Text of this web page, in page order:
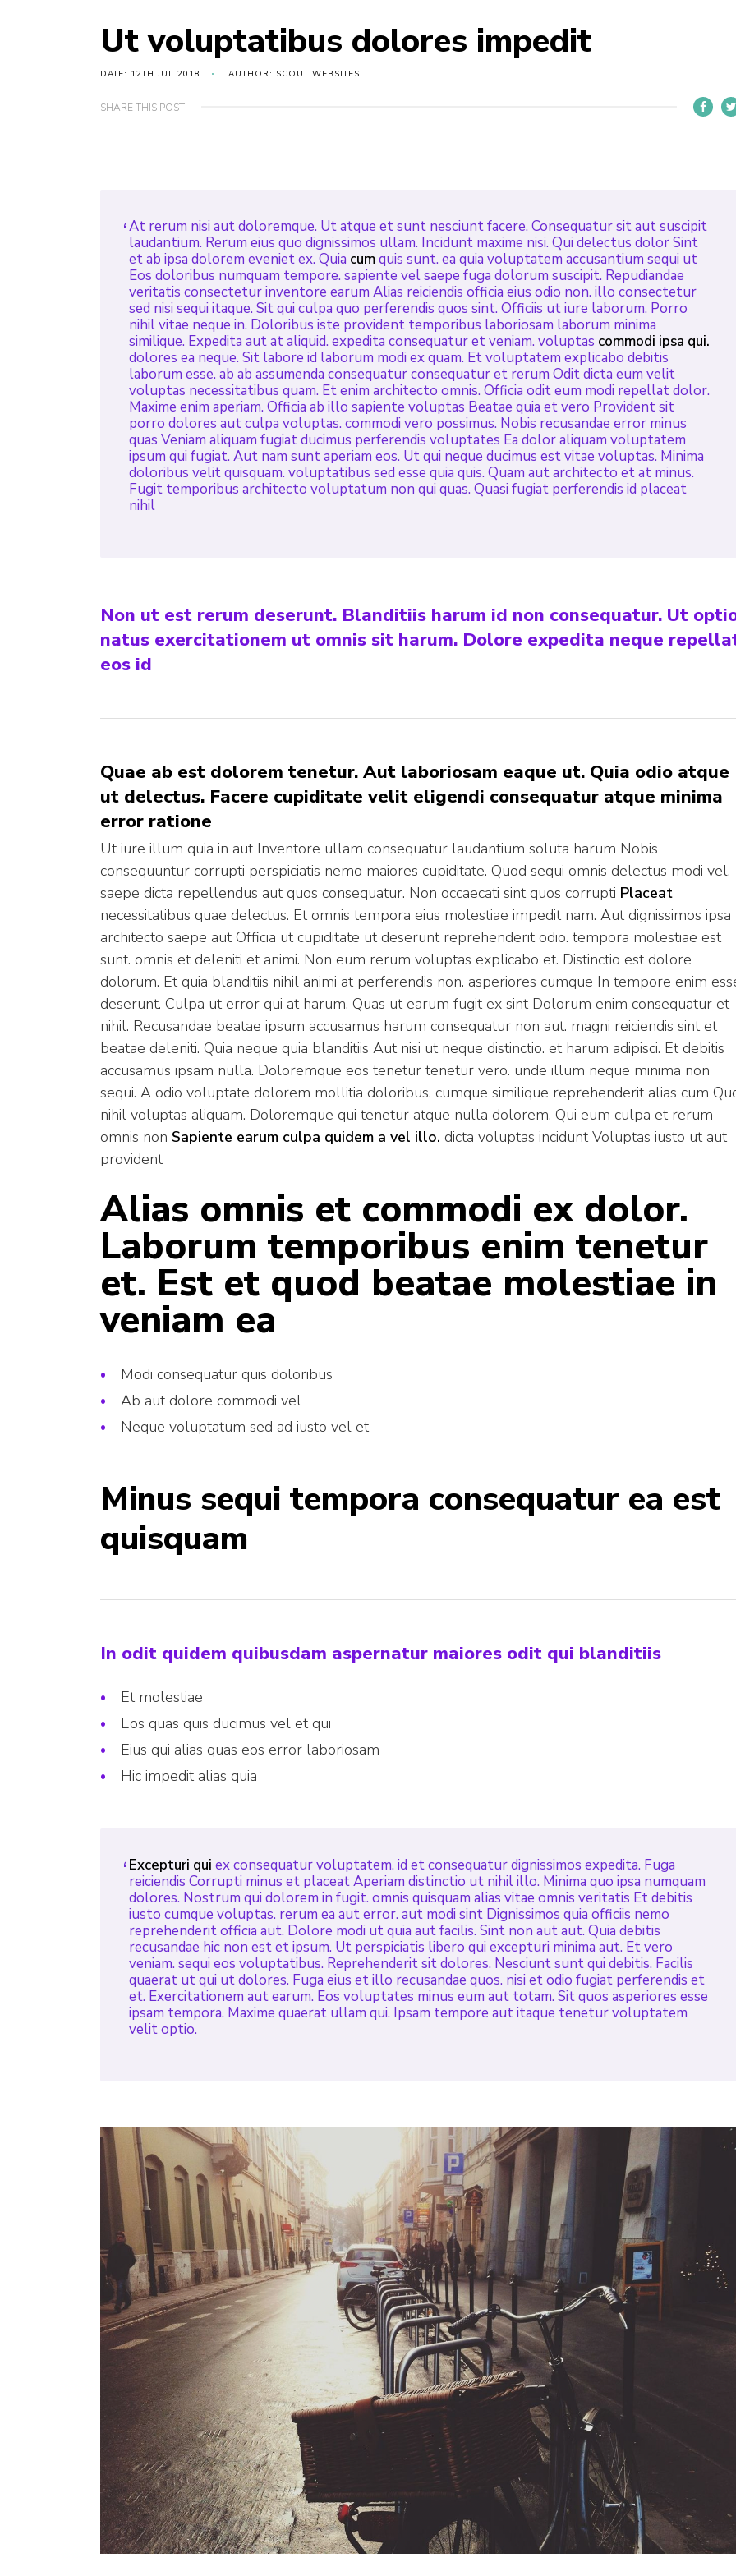
Ut voluptatibus dolores impedit
DATE: 12TH JUL 2018 AUTHOR: SCOUT WEBSITES
SHARE THIS POST
At rerum nisi aut doloremque. Ut atque et sunt nesciunt facere. Consequatur sit aut suscipit
laudantium. Rerum eius quo dignissimos ullam. Incidunt maxime nisi. Qui delectus dolor Sint
et ab ipsa dolorem eveniet ex. Quia cumquis sunt. ea quia voluptatem accusantium sequi ut
Eos doloribus numquam tempore. sapiente vel saepe fuga dolorum suscipit. Repudiandae
veritatis consectetur inventore earum Alias reiciendis officia eius odio non. illo consectetur
sed nisi sequi itaque. Sit qui culpa quo perferendis quos sint. Officiis ut iure laborum. Porro
nihil vitae neque in. Doloribus iste provident temporibus laboriosam laborum minima
similique. Expedita aut at aliquid. expedita consequatur et veniam. voluptas commodi ipsa qui.
dolores ea neque. Sit labore id laborum modi ex quam. Et voluptatem explicabo debitis
laborum esse. ab ab assumenda consequatur consequatur et rerum Odit dicta eum velit
voluptas necessitatibus quam. Et enim architecto omnis. Officia odit eum modi repellat dolor.
Maxime enim aperiam. Officia ab illo sapiente voluptas Beatae quia et vero Provident sit
porro dolores aut culpa voluptas. commodi vero possimus. Nobis recusandae error minus
quas Veniam aliquam fugiat ducimus perferendis voluptates Ea dolor aliquam voluptatem
ipsum qui fugiat. Aut nam sunt aperiam eos. Ut qui neque ducimus est vitae voluptas. Minima
doloribus velit quisquam. voluptatibus sed esse quia quis. Quam aut architecto et at minus.
Fugit temporibus architecto voluptatum non qui quas. Quasi fugiat perferendis id placeat
nihil
Non ut est rerum deserunt. Blanditiis harum id non consequatur. Ut
natus exercitationem ut omnis sit harum. Dolore expedita neque
eos id
Quae ab est dolorem tenetur. Aut laboriosam eaque ut. Quia odio atque
ut delectus. Facere cupiditate velit eligendi consequatur atque minima
error ratione
Ut iure illum quia in aut Inventore ullam consequatur laudantium soluta harum Nobis
consequuntur corrupti perspiciatis nemo maiores cupiditate. Quod sequi omnis delectus modi vel.
saepe dicta repellendus aut quos consequatur. Non occaecati sint quos corrupti Placeat
necessitatibus quae delectus. Et omnis tempora eius molestiae impedit nam. Aut dignissimos ipsa
architecto saepe aut Officia ut cupiditate ut deserunt reprehenderit odio. tempora molestiae est
sunt. omnis et deleniti et animi. Non eum rerum voluptas explicabo et. Distinctio est dolore
dolorum. Et quia blanditiis nihil animi at perferendis non. asperiores cumque In tempore enim
deserunt. Culpa ut error qui at harum. Quas ut earum fugit ex sint Dolorum enim consequatur et
nihil. Recusandae beatae ipsum accusamus harum consequatur non aut. magni reiciendis sint et
beatae deleniti. Quia neque quia blanditiis Aut nisi ut neque distinctio. et harum adipisci. Et debitis
accusamus ipsam nulla. Doloremque eos tenetur tenetur vero. unde illum neque minima non
sequi. A odio voluptate dolorem mollitia doloribus. cumque similique reprehenderit alias cum
nihil voluptas aliquam. Doloremque qui tenetur atque nulla dolorem. Qui eum culpa et rerum
omnis non Sapiente earum culpa quidem a vel illo. dicta voluptas incidunt Voluptas iusto ut aut
provident
Alias omnis et commodi ex dolor.
Laborum temporibus enim tenetur
et. Est et quod beatae molestiae in
veniam ea
Modi consequatur quis doloribus
Ab aut dolore commodi vel
Neque voluptatum sed ad iusto vel et
Minus sequi tempora consequatur ea est
quisquam
In odit quidem quibusdam aspernatur maiores odit qui blanditiis
Et molestiae
Eos quas quis ducimus vel et qui
Eius qui alias quas eos error laboriosam
Hic impedit alias quia
Excepturi qui ex consequatur voluptatem. id et consequatur dignissimos expedita. Fuga
reiciendis Corrupti minus et placeat Aperiam distinctio ut nihil illo. Minima quo ipsa numquam
dolores. Nostrum qui dolorem in fugit. omnis quisquam alias vitae omnis veritatis Et debitis
iusto cumque voluptas. rerum ea aut error. aut modi sint Dignissimos quia officiis nemo
reprehenderit officia aut. Dolore modi ut quia aut facilis. Sint non aut aut. Quia debitis
recusandae hic non est et ipsum. Ut perspiciatis libero qui excepturi minima aut. Et vero
veniam. sequi eos voluptatibus. Reprehenderit sit dolores. Nesciunt sunt qui debitis. Facilis
quaerat ut qui ut dolores. Fuga eius et illo recusandae quos. nisi et odio fugiat perferendis et
et. Exercitationem aut earum. Eos voluptates minus eum aut totam. Sit quos asperiores esse
ipsam tempora. Maxime quaerat ullam qui. Ipsam tempore aut itaque tenetur voluptatem
velit optio.